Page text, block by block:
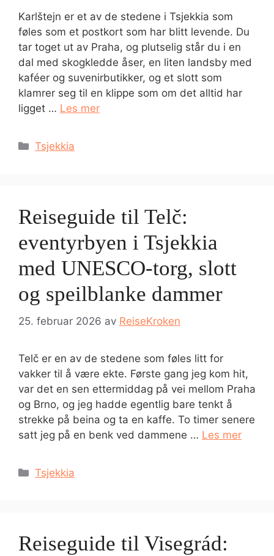
Karlštejn er et av de stedene i Tsjekkia som
føles som et postkort som har blitt levende. Du
tar toget ut av Praha, og plutselig står du i en
dal med skogkledde åser, en liten landsby med
kaféer og suvenirbutikker, og et slott som
klamrer seg til en klippe som om det alltid har
ligget … Les mer
Kategorier
Tsjekkia
Reiseguide til Telč:
eventyrbyen i Tsjekkia
med UNESCO-torg, slott
og speilblanke dammer
25. februar 2026 av ReiseKroken
Telč er en av de stedene som føles litt for
vakker til å være ekte. Første gang jeg kom hit,
var det en sen ettermiddag på vei mellom Praha
og Brno, og jeg hadde egentlig bare tenkt å
strekke på beina og ta en kaffe. To timer senere
satt jeg på en benk ved dammene … Les mer
Kategorier
Tsjekkia
Reiseguide til Visegrád: